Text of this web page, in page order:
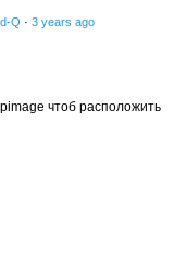
Q · 3 years ago
чтоб расположить